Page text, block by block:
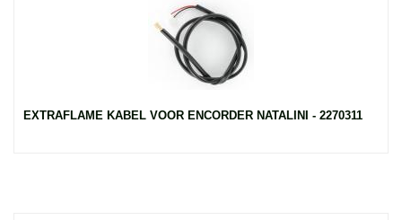
EXTRAFLAME KABEL VOOR ENCORDER NATALINI - 2270311